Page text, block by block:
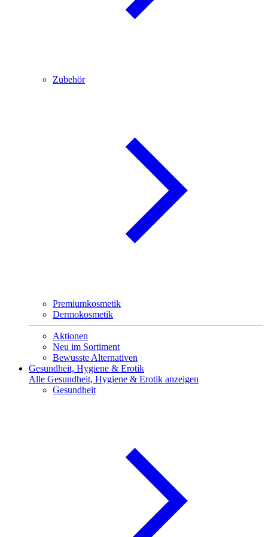
Zubehör
Premiumkosmetik
Dermokosmetik
Aktionen
Neu im Sortiment
Bewusste Alternativen
Gesundheit, Hygiene & Erotik
Alle Gesundheit, Hygiene & Erotik anzeigen
Gesundheit